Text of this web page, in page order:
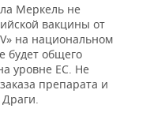
Меркель не
вакцины от
на национальном
будет общего
уровне ЕС. Не
препарата и